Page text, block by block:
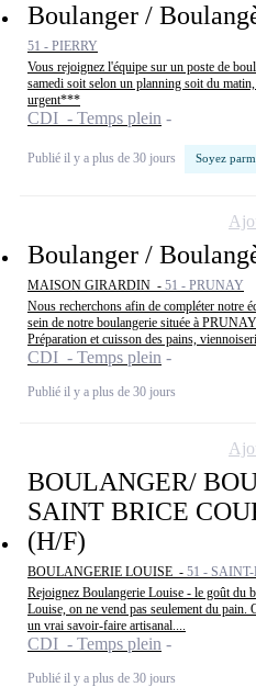
Boulanger /
51 - PIERRY
Vous rejoignez l'équipe sur un poste de
samedi soit selon un planning soit du
urgent***
CDI - Temps plein
Publié il y a plus de 30 jours Soyez
Boulanger /
MAISON GIRARDIN - 51 - PRUNAY
Nous recherchons afin de compléter notre
sein de notre boulangerie située à
Préparation et cuisson des pains,
CDI - Temps plein
Publié il y a plus de 30 jours
BOULANGER/
SAINT BRICE
(H/F)
BOULANGERIE LOUISE - 51 -
Rejoignez Boulangerie Louise - le goût du
Louise, on ne vend pas seulement du
un vrai savoir-faire artisanal....
CDI - Temps plein
Publié il y a plus de 30 jours